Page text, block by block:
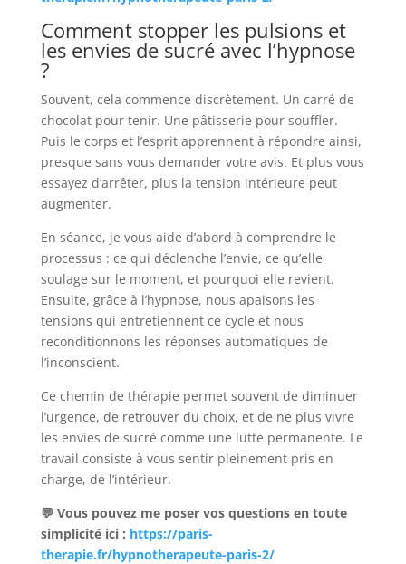
Comment stopper les pulsions et
les envies de sucré avec l’hypnose
?
Souvent, cela commence discrètement. Un carré de
chocolat pour tenir. Une pâtisserie pour souffler.
Puis le corps et l’esprit apprennent à répondre ainsi,
presque sans vous demander votre avis. Et plus vous
essayez d’arrêter, plus la tension intérieure peut
augmenter.
En séance, je vous aide d’abord à comprendre le
processus : ce qui déclenche l’envie, ce qu’elle
soulage sur le moment, et pourquoi elle revient.
Ensuite, grâce à l’hypnose, nous apaisons les
tensions qui entretiennent ce cycle et nous
reconditionnons les réponses automatiques de
l’inconscient.
Ce chemin de thérapie permet souvent de diminuer
l’urgence, de retrouver du choix, et de ne plus vivre
les envies de sucré comme une lutte permanente. Le
travail consiste à vous sentir pleinement pris en
charge, de l’intérieur.
💬 Vous pouvez me poser vos questions en toute
simplicité ici : https://paris-
therapie.fr/hypnotherapeute-paris-2/